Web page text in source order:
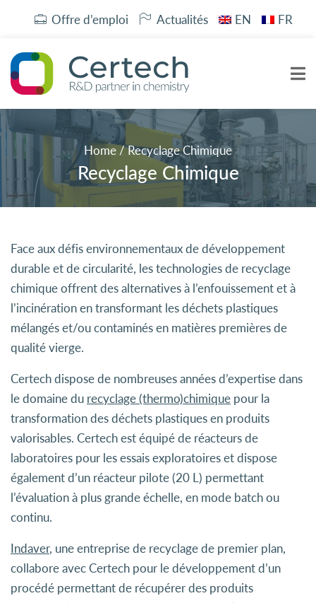
Offre d’emploi Actualités EN FR
Home /Recyclage Chimique
Recyclage Chimique
Face aux défis environnementaux de développement
durable et de circularité, les technologies de recyclage
chimique offrent des alternatives à l’enfouissement et à
l’incinération en transformant les déchets plastiques
mélangés et/ou contaminés en matières premières de
qualité vierge.
Certech dispose de nombreuses années d’expertise dans
le domaine du recyclage (thermo)chimique pour la
transformation des déchets plastiques en produits
valorisables. Certech est équipé de réacteurs de
laboratoires pour les essais exploratoires et dispose
également d’un réacteur pilote (20 L) permettant
l’évaluation à plus grande échelle, en mode batch ou
continu.
Indaver, une entreprise de recyclage de premier plan,
collabore avec Certech pour le développement d’un
procédé permettant de récupérer des produits